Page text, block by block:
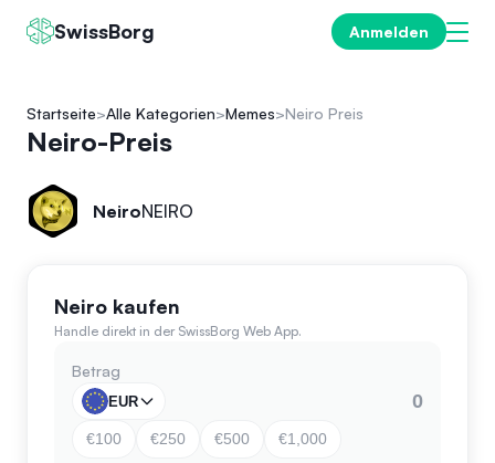
SwissBorg Anmelden
Startseite Alle Kategorien Memes Neiro Preis
Neiro-Preis
NeiroNEIRO
Neiro kaufen
Handle direkt in der SwissBorg Web App.
Betrag
EUR
€100 €250 €500 €1,000